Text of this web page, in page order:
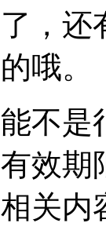
，还
哦。
不是
效期
关内